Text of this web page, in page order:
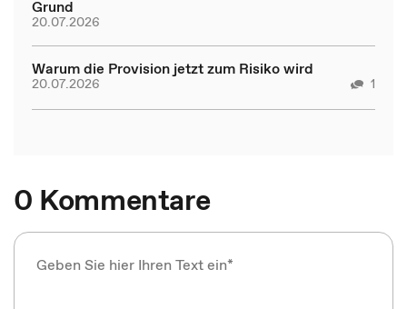
Grund
20.07.2026
Warum die Provision jetzt zum Risiko wird
20.07.2026 1
0 Kommentare